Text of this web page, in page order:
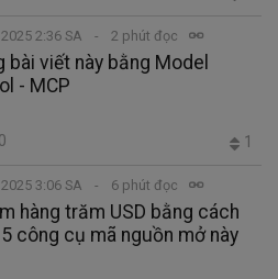
2:36 SA 2 phút đọc
bài viết này bằng Model
- MCP
0 1
3:06 SA 6 phút đọc
hàng trăm USD bằng cách
công cụ mã nguồn mở này